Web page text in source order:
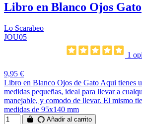
Libro en Blanco Ojos Gato
Lo Scarabeo
JOU05
1
9,95 €
Libro en Blanco Ojos de Gato Aqui tienes
medidas pequeñas, ideal para llevar a
manejable, y comodo de llevar. El mismo
medidas de 95x140 mm
Añadir al carrito